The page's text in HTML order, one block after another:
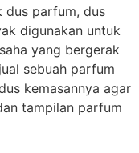
parfum, dus
digunakan untuk
yang bergerak
sebuah parfum
kemasannya agar
tampilan parfum